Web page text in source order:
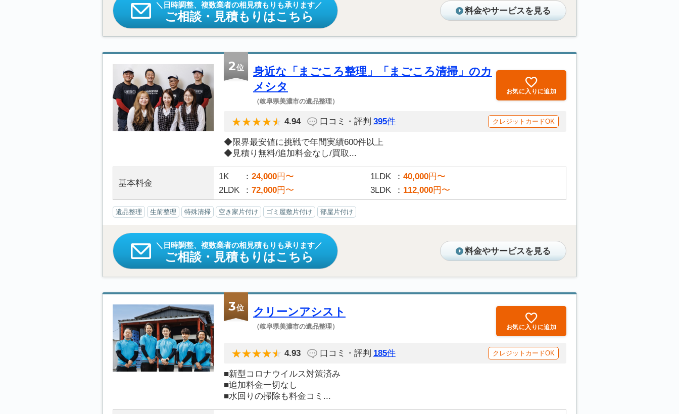
日時調整、複数業者の相見積もりも承ります
ご相談・見積もりはこちら 料金やサービスを見る
2位
身近な「まごころ整理」「まごころ清掃」のカ
メシタ
（岐阜県美濃市の遺品整理）
お気に入りに追加
4.94 口コミ・評判 395件 クレジットカードOK
◆限界最安値に挑戦で年間実績600件以上
◆見積り無料/追加料金なし/買取...
基本料金
1K 24,000円〜 1LDK 40,000円〜
2LDK
72,000円〜 3LDK 112,000円〜
遺品整理 生前整理 特殊清掃 空き家片付け ゴミ屋敷片付け 部屋片付け
日時調整、複数業者の相見積もりも承ります
ご相談・見積もりはこちら 料金やサービスを見る
3位 クリーンアシスト
（岐阜県美濃市の遺品整理） お気に入りに追加
4.93 口コミ・評判 185件 クレジットカードOK
■新型コロナウイルス対策済み
■追加料金一切なし
■水回りの掃除も料金コミ...